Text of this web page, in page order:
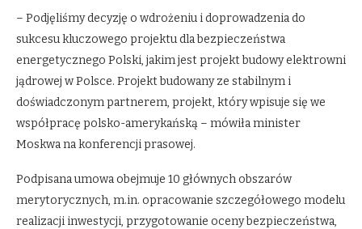
– Podjęliśmy decyzję o wdrożeniu i doprowadzenia do
sukcesu kluczowego projektu dla bezpieczeństwa
energetycznego Polski, jakim jest projekt budowy elektrowni
jądrowej w Polsce. Projekt budowany ze stabilnym i
doświadczonym partnerem, projekt, który wpisuje się we
współpracę polsko-amerykańską – mówiła minister
Moskwa na konferencji prasowej.
Podpisana umowa obejmuje 10 głównych obszarów
merytorycznych, m.in. opracowanie szczegółowego modelu
realizacji inwestycji, przygotowanie oceny bezpieczeństwa,